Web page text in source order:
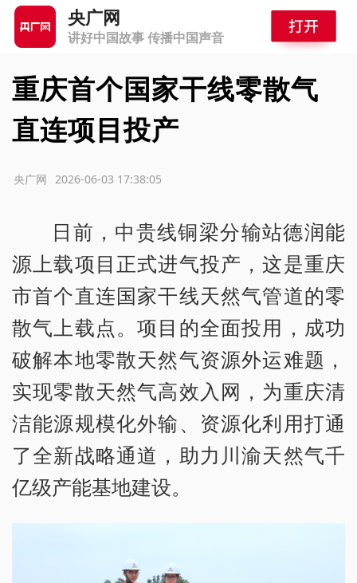
央广网
讲好中国故事 传播中国声音
重庆首个国家干线零散气
直连项目投产
2026-06-03 17:38:05
央广网
日前，中贵线铜梁分输站德润能
源上载项目正式进气投产，这是重庆
市首个直连国家干线天然气管道的零
散气上载点。项目的全面投用，成功
破解本地零散天然气资源外运难题，
实现零散天然气高效入网，为重庆清
洁能源规模化外输、资源化利用打通
了全新战略通道，助力川渝天然气千
亿级产能基地建设。